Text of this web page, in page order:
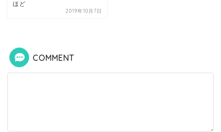
ほど
2019年10月7日
COMMENT